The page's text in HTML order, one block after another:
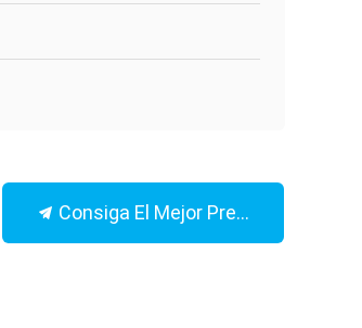
Consiga El Mejor Precio